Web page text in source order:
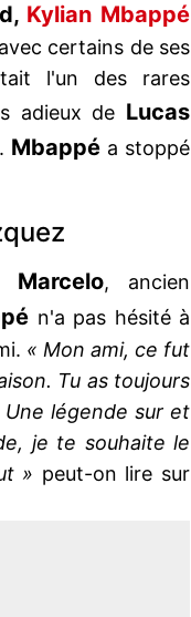
Kylian Mbappé
certains de ses
l'un des rares
adieux de Lucas
. Mbappé a stoppé
Marcelo, ancien
n'a pas hésité à
« Mon ami, ce fut
Tu as toujours
légende sur et
je te souhaite le
» peut-on lire sur